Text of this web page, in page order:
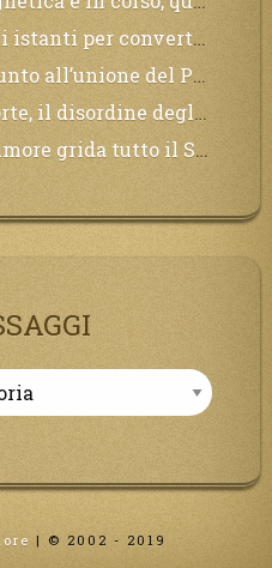
arriverà all’improvviso e per chi non si sarà preparato saranno dolori.
il figlio, non avete che da attendere pochissimo.
ma sarà troppo tardi, il tradimento è stato grande!
a Sé i lontani, affinché si pentano e tornino a Lui:
| © 2002 - 2019